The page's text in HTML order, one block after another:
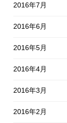
2016年7月
2016年6月
2016年5月
2016年4月
2016年3月
2016年2月